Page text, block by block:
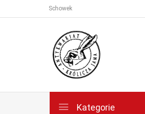
Schowek
Kategorie